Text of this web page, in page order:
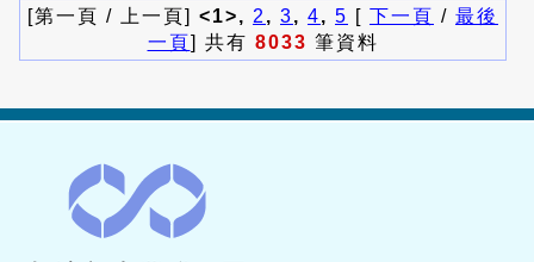
[第一頁 / 上一頁] <1>, 2 , 3, 4, 5 [ 下一頁 / 最後
一頁] 共有 8033 筆資料